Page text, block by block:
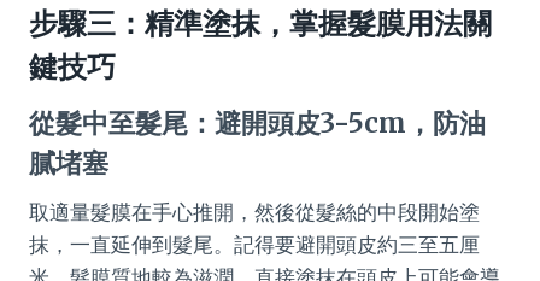
步驟三：精準塗抹，掌握髮膜用法關
鍵技巧
從髮中至髮尾：避開頭皮3-5cm，防油
膩堵塞
取適量髮膜在手心推開，然後從髮絲的中段開始塗
抹，一直延伸到髮尾。記得要避開頭皮約三至五厘